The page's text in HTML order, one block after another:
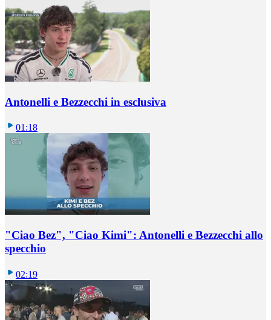
Antonelli e Bezzecchi in esclusiva
01:18
"Ciao Bez", "Ciao Kimi": Antonelli e Bezzecchi allo
specchio
02:19